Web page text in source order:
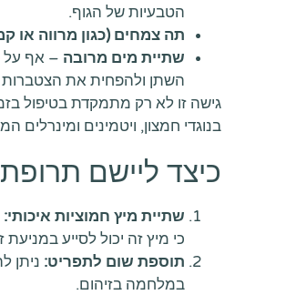
הטבעיות של הגוף.
תה צמחים (כגון מרווה או
שתיית מים מרובה – אף על
השתן ולהפחית את הצטברות
גישה זו לא רק מתמקדת בטיפול
בנוגדי חמצון, ויטמינים ומינרלים
כיצד ליישם
שתיית מיץ חמוציות איכותי:
כי מיץ זה יכול לסייע
תוספת שום לתפריט: ניתן
במלחמה בזיהום.